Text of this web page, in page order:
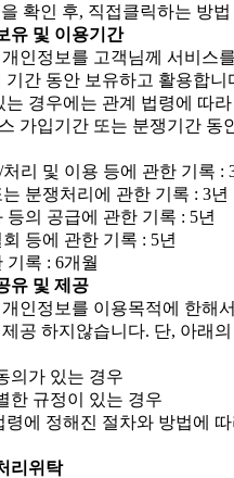
확인 후, 직접클릭하는 방법
유 및 이용기간
인정보를 고객님께 서비스
기간 동안 보유하고 활용합니
는 경우에는 관계 법령에 따
가입기간 또는 분쟁기간 동
리 및 이용 등에 관한 기록 :
분쟁처리에 관한 기록 : 3년
등의 공급에 관한 기록 : 5년
등에 관한 기록 : 5년
기록 : 6개월
유 및 제공
인정보를 이용목적에 한해
공 하지않습니다. 단, 아래의
의가 있는 경우
한 규정이 있는 경우
에 정해진 절차와 방법에
리위탁